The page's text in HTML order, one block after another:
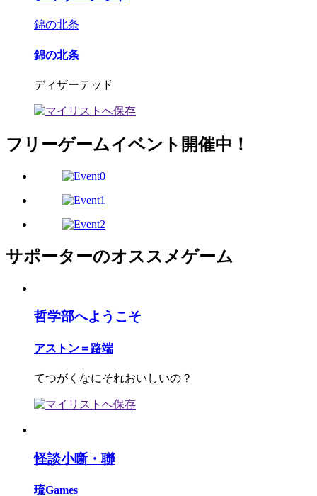
錦の北条
錦の北条
ディザーテッド
フリーゲームイベント開催中！
サポーターのオススメゲーム
哲学部へようこそ
アストン＝路端
てつがくなにそれおいしいの？
怪談小噺・聯
琉Games